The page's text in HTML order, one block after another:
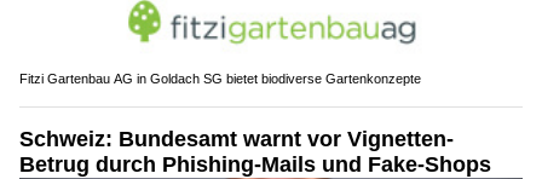
Fitzi Gartenbau AG in Goldach SG bietet biodiverse Gartenkonzepte
Schweiz: Bundesamt warnt vor Vignetten-
Betrug durch Phishing-Mails und Fake-Shops